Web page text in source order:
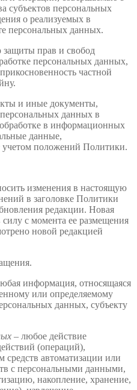
субъектов персональных
о реализуемых в
персональных данных.
защиты прав и свобод
персональных данных,
частной
и иные документы,
данных в
в информационных
данные,
учетом положений Политики.
изменения в настоящую
в заголовке Политики
редакции. Новая
с момента ее размещения
новой редакцией
информация, относящаяся
или определяемому
данных, субъекту
– любое действие
(операций),
средств автоматизации или
с персональными данными,
накопление, хранение,